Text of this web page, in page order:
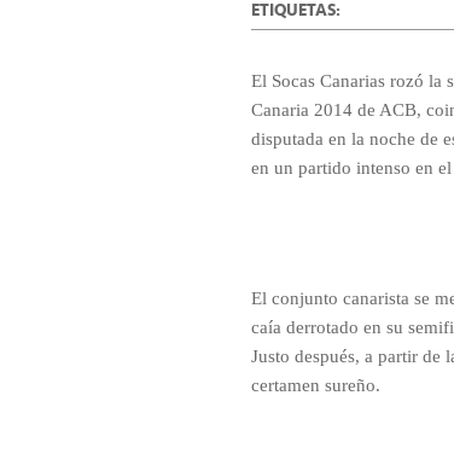
ETIQUETAS:
El Socas Canarias rozó la
Canaria 2014 de ACB,
disputada en la noche de
en un partido intenso en
El conjunto canarista se
caía derrotado en su
Justo después, a partir de
certamen sureño.